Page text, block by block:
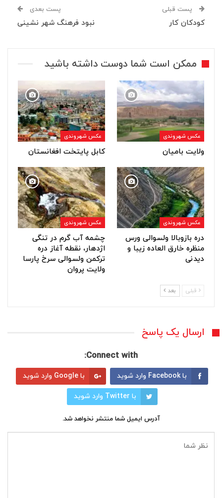
پست قبلی
کودکان کار
پست بعدی
نبود فرهنگ شهر نشینی
ممکن است شما دوست داشته باشید
عکس شهروندی
ولایت بامیان
عکس شهروندی
کابل پایتخت افغانستان
عکس شهروندی
دره بازوبالا ولسوالی ورس
منظره خارق العاده زیبا و
دیدنی
عکس شهروندی
چشمه آب گرم در تنگی
اژدهار، نقطه آغاز دره
ترکمن ولسوالی سرخ پارسا
ولایت پروان
قبلی بعد
ارسال یک پاسخ
Connect with:
با Facebook وارد شوید با Google وارد شوید
با Twitter وارد شوید
آدرس ایمیل شما منتشر نخواهد شد.